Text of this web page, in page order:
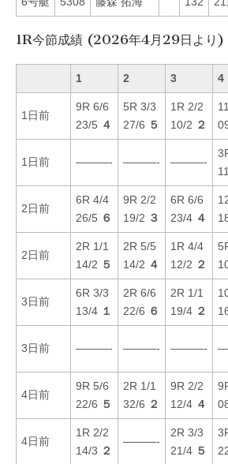
1R今節成績 (2026年4月29日より)
1 2 3 4
1日前
9R 6/6
23/5 ４
5R 3/3
27/6 ５
1R 2/2
10/2 ２
1日前 ———- ———- ———-
2日前
6R 4/4
26/5 ６
9R 2/2
19/2 ３
6R 6/6
23/4 ４
2日前
2R 1/1
14/2 ５
2R 5/5
14/2 ４
1R 4/4
12/2 ２
3日前
6R 3/3
13/4 １
2R 6/6
22/6 ６
2R 1/1
19/4 ２
3日前 ———- ———- ———-
4日前
9R 5/6
22/6 ５
2R 1/1
32/6 ２
9R 2/2
12/4 ４
4日前
1R 2/2
14/3 ２
———-
2R 3/3
21/4 ５